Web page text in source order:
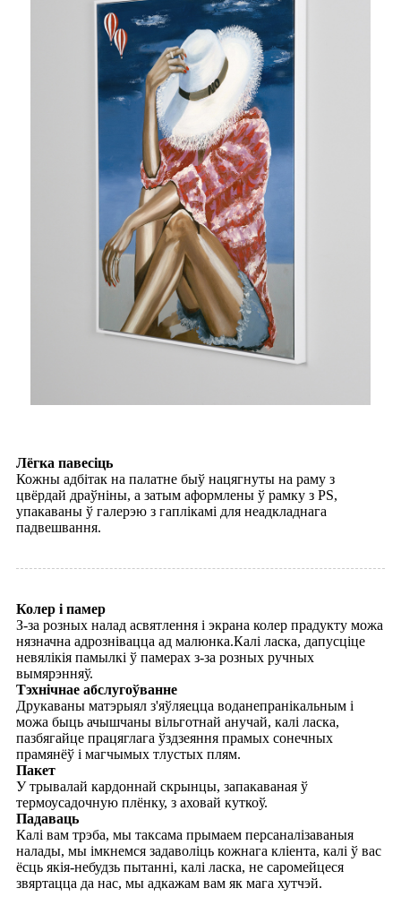
Лёгка павесіць
Кожны адбітак на палатне быў нацягнуты на раму з
цвёрдай драўніны, а затым аформлены ў рамку з PS,
упакаваны ў галерэю з гаплікамі для неадкладнага
падвешвання.
Колер і памер
З-за розных налад асвятлення і экрана колер прадукту можа
нязначна адрознівацца ад малюнка.Калі ласка, дапусціце
невялікія памылкі ў памерах з-за розных ручных
вымярэнняў.
Тэхнічнае абслугоўванне
Друкаваны матэрыял з'яўляецца воданепранікальным і
можа быць ачышчаны вільготнай анучай, калі ласка,
пазбягайце працяглага ўздзеяння прамых сонечных
прамянёў і магчымых тлустых плям.
Пакет
У трывалай кардоннай скрынцы, запакаваная ў
термоусадочную плёнку, з аховай куткоў.
Падаваць
Калі вам трэба, мы таксама прымаем персаналізаваныя
налады, мы імкнемся задаволіць кожнага кліента, калі ў вас
ёсць якія-небудзь пытанні, калі ласка, не саромейцеся
звяртацца да нас, мы адкажам вам як мага хутчэй.